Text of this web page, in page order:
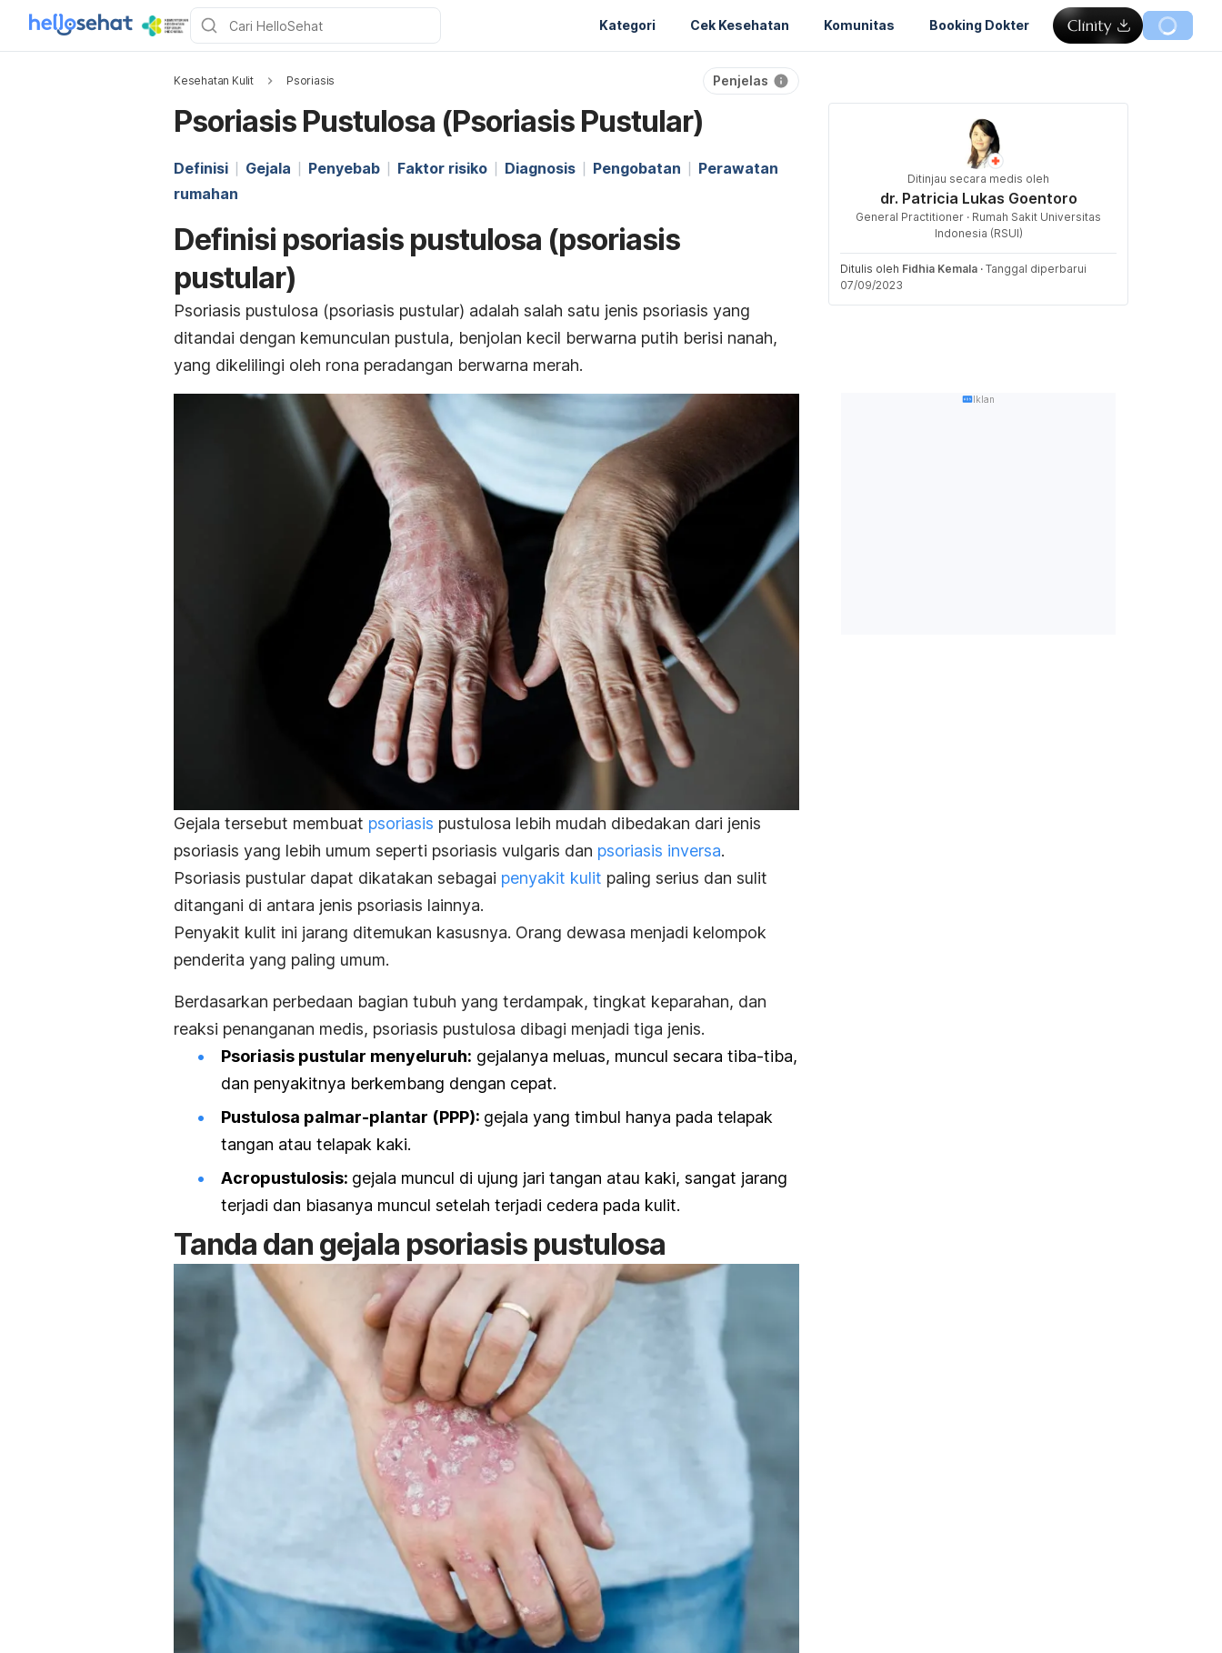
Kategori Cek Kesehatan Komunitas Booking Dokter
Kesehatan Kulit Psoriasis Penjelas
Psoriasis Pustulosa (Psoriasis Pustular)
Definisi Gejala Penyebab Faktor risiko Diagnosis Pengobatan
Perawatan
rumahan
Definisi psoriasis pustulosa (psoriasis
pustular)
Psoriasis pustulosa (psoriasis pustular) adalah salah satu jenis psoriasis yang
ditandai dengan kemunculan pustula, benjolan kecil berwarna putih berisi nanah,
yang dikelilingi oleh rona peradangan berwarna merah.
Gejala tersebut membuat psoriasis pustulosa lebih mudah dibedakan dari jenis
psoriasis yang lebih umum seperti psoriasis vulgaris dan psoriasis inversa.
Psoriasis pustular dapat dikatakan sebagai penyakit kulit paling serius dan sulit
ditangani di antara jenis psoriasis lainnya.
Penyakit kulit ini jarang ditemukan kasusnya. Orang dewasa menjadi kelompok
penderita yang paling umum.
Berdasarkan perbedaan bagian tubuh yang terdampak, tingkat keparahan, dan
reaksi penanganan medis, psoriasis pustulosa dibagi menjadi tiga jenis.
Psoriasis pustular menyeluruh: gejalanya meluas, muncul secara tiba-tiba,
dan penyakitnya berkembang dengan cepat.
Pustulosa palmar-plantar (PPP): gejala yang timbul hanya pada telapak
tangan atau telapak kaki.
Acropustulosis: gejala muncul di ujung jari tangan atau kaki, sangat jarang
terjadi dan biasanya muncul setelah terjadi cedera pada kulit.
Tanda dan gejala psoriasis pustulosa
Ditinjau secara medis oleh
dr. Patricia Lukas Goentoro
General Practitioner · Rumah Sakit Universitas
Indonesia (RSUI)
Ditulis oleh Fidhia Kemala · Tanggal diperbarui
07/09/2023
Iklan